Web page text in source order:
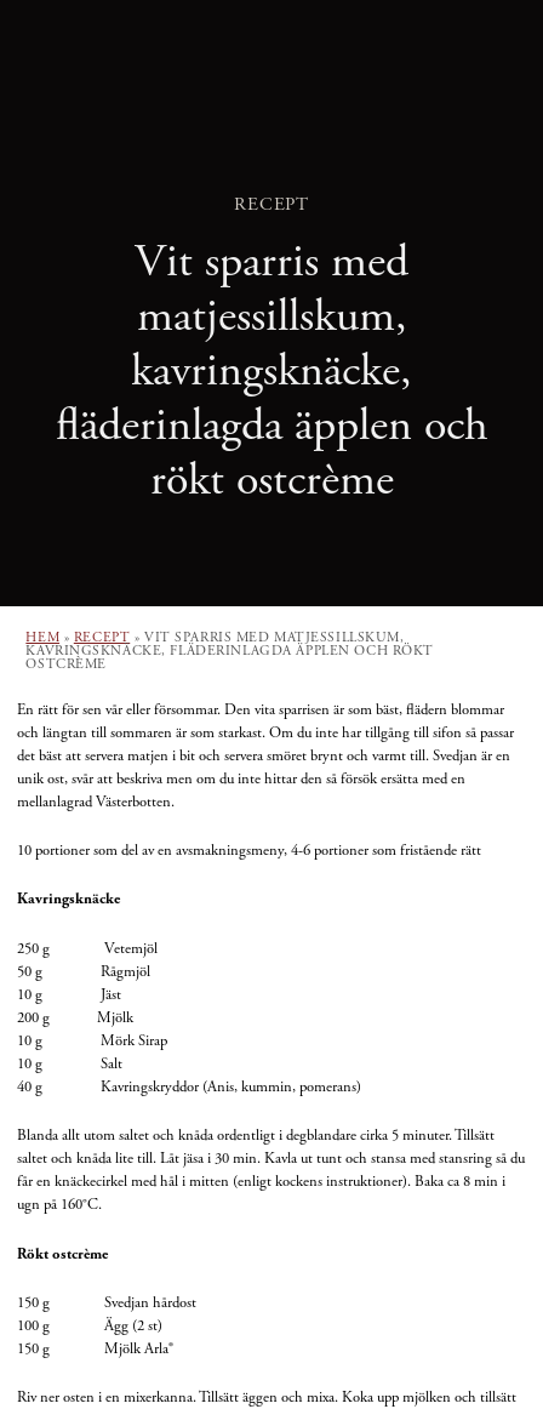
RECEPT
Vit sparris med
matjessillskum,
kavringsknäcke,
fläderinlagda äpplen och
rökt ostcrème
HEM » RECEPT » VIT SPARRIS MED MATJESSILLSKUM,
KAVRINGSKNÄCKE, FLÄDERINLAGDA ÄPPLEN OCH RÖKT
OSTCRÈME
En rätt för sen vår eller försommar. Den vita sparrisen är som bäst, flädern blommar
och längtan till sommaren är som starkast. Om du inte har tillgång till sifon så passar
det bäst att servera matjen i bit och servera smöret brynt och varmt till. Svedjan är en
unik ost, svår att beskriva men om du inte hittar den så försök ersätta med en
mellanlagrad Västerbotten.
10 portioner som del av en avsmakningsmeny, 4-6 portioner som fristående rätt
Kavringsknäcke
250 g Vetemjöl
50 g Rågmjöl
10 g Jäst
200 g Mjölk
10 g Mörk Sirap
10 g Salt
40 g Kavringskryddor (Anis, kummin, pomerans)
Blanda allt utom saltet och knåda ordentligt i degblandare cirka 5 minuter. Tillsätt
saltet och knåda lite till. Låt jäsa i 30 min. Kavla ut tunt och stansa med stansring så du
får en knäckecirkel med hål i mitten (enligt kockens instruktioner). Baka ca 8 min i
ugn på 160°C.
Rökt ostcrème
150 g Svedjan hårdost
100 g Ägg (2 st)
150 g Mjölk Arla®
Riv ner osten i en mixerkanna. Tillsätt äggen och mixa. Koka upp mjölken och tillsätt